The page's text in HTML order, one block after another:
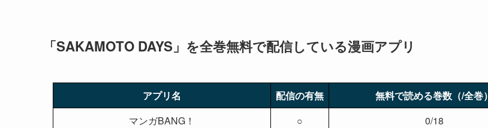
「SAKAMOTO DAYS」を全巻無料で配信している漫画アプリ
アプリ名 配信の有無
無料で読める巻数（/全巻）
マンガBANG！
○
0/18